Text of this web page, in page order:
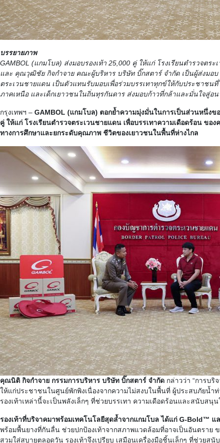
บรรยายภาพ
GAMBOL (แกมโบล) ส่งมอบรองเท้า 25,000 คู่ ให้แก่ โรงเรียนตำรวจ
และ คุณวุฒิชัย กิจกำจาย คณะผู้บริหาร บริษัท บิ๊กสตาร์ จำกัด เป็นผู้ส่งมอ
ตระเวนชายแดน เป็นตัวแทนรับมอบเพื่อร่วมบรรเทาทุกข์ให้กับประชาชน
ภาคเหนือ และเด็กเยาวชนในถิ่นทุรกันดาร ส่งมอบก้าวที่กล้าและมั่นใจสู่อ
กรุงเทพฯ – GAMBOL (แกมโบล) ตอกย้ำความมุ่งมั่นในการเป็นส่วนหนึ่ง
คู่ ให้แก่ โรงเรียนตำรวจตระเวนชายแดน เพื่อบรรเทาความเดือดร้อน
ทางการศึกษาและยกระดับคุณภาพ ชีวิตของเยาวชนในพื้นที่ห่างไกล
คุณนิติ กิจกำจาย กรรมการบริหาร บริษัท บิ๊กสตาร์ จำกัด กล่าวว่า “การบ
ให้แก่ประชาชนในศูนย์พักพิงเนื่องจากความไม่สงบในพื้นที่ ผู้ประสบภัยน้ำ
รองเท้าเหล่านี้จะเป็นพลังเล็กๆ ที่ช่วยบรรเทา ความเดือดร้อนและสนับส
รองเท้าที่บริจาคมาพร้อมเทคโนโลยีสุดล้ำจากแกมโบล ได้แก่ G-Bold™
พร้อมพื้นยางที่กันลื่น ช่วยปกป้องเท้าจากสภาพแวดล้อมที่อาจเป็นอันตรา
สวมใส่สบายตลอดวัน รองเท้าจึงเปรียบ เสมือนเครื่องมือชิ้นเล็กๆ ที่ช่วยส